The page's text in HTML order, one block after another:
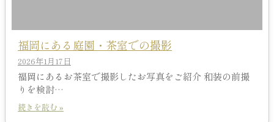
福岡にある庭園・茶室での撮影
2026年1月17日
福岡にあるお茶室で撮影したお写真をご紹介 和装の前撮
りを検討…
続きを読む »